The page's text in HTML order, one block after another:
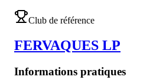
Club de référence
FERVAQUES LP
Informations pratiques